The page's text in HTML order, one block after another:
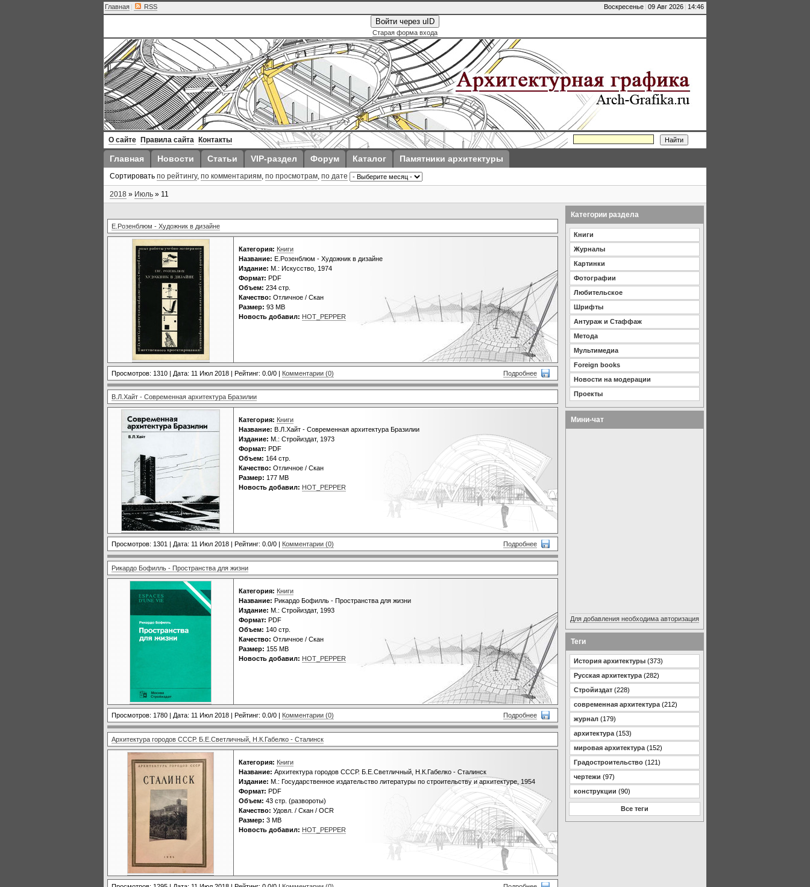
Воскресенье | 09 Авг 2026 | 14:46
Главная | RSS
Войти через uID
Старая форма входа
О сайте Правила сайта Контакты
Главная Новости Статьи VIP-раздел Форум Каталог Памятники архитектуры
Сортировать по рейтингу, по комментариям, по просмотрам, по дате
2018 » Июль » 11
Е.Розенблюм - Художник в дизайне
Категория: Книги
Название: Е.Розенблюм - Художник в дизайне
Издание: М.: Искусство, 1974
Формат: PDF
Объем: 234 стр.
Качество: Отличное / Скан
Размер: 93 MB
Новость добавил: HOT_PEPPER
Подробнее
Просмотров: 1310 | Дата: 11 Июл 2018 | Рейтинг: 0.0/0 | Комментарии (0)
В.Л.Хайт - Современная архитектура Бразилии
Категория: Книги
Название: В.Л.Хайт - Современная архитектура Бразилии
Издание: М.: Стройиздат, 1973
Формат: PDF
Объем: 164 стр.
Качество: Отличное / Скан
Размер: 177 MB
Новость добавил: HOT_PEPPER
Подробнее
Просмотров: 1301 | Дата: 11 Июл 2018 | Рейтинг: 0.0/0 | Комментарии (0)
Рикардо Бофилль - Пространства для жизни
Категория: Книги
Название: Рикардо Бофилль - Пространства для жизни
Издание: М.: Стройиздат, 1993
Формат: PDF
Объем: 140 стр.
Качество: Отличное / Скан
Размер: 155 MB
Новость добавил: HOT_PEPPER
Подробнее
Просмотров: 1780 | Дата: 11 Июл 2018 | Рейтинг: 0.0/0 | Комментарии (0)
Архитектура городов СССР. Б.Е.Светличный, Н.К.Габелко - Сталинск
Категория: Книги
Название: Архитектура городов СССР. Б.Е.Светличный, Н.К.Габелко - Сталинск
Издание: М.: Государственное издательство литературы по строительству и архитектуре, 1954
Формат: PDF
Объем: 43 стр. (развороты)
Качество: Удовл. / Скан / OCR
Размер: 3 MB
Новость добавил: HOT_PEPPER
Категории раздела
Книги
Журналы
Картинки
Фотографии
Любительское
Шрифты
Антураж и Стаффаж
Метода
Мультимедиа
Foreign books
Новости на модерации
Проекты
Мини-чат
Для добавления необходима авторизация
Теги
История архитектуры (373)
Русская архитектура (282)
Стройиздат (228)
современная архитектура (212)
журнал (179)
архитектура (153)
мировая архитектура (152)
Градостроительство (121)
чертежи (97)
конструкции (90)
Все теги